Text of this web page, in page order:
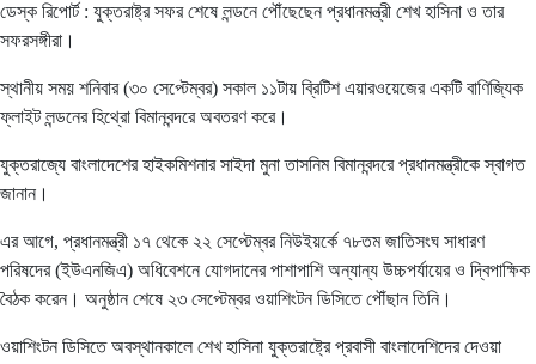
ডেস্ক রিপোর্ট : যুক্তরাষ্ট্র সফর শেষে লন্ডনে পৌঁছেছেন প্রধানমন্ত্রী শেখ হাসিনা ও তার
সফরসঙ্গীরা।
স্থানীয় সময় শনিবার (৩০ সেপ্টেম্বর) সকাল ১১টায় ব্রিটিশ এয়ারওয়েজের একটি বাণিজ্যিক
ফ্লাইট লন্ডনের হিথ্রো বিমানবন্দরে অবতরণ করে।
যুক্তরাজ্যে বাংলাদেশের হাইকমিশনার সাইদা মুনা তাসনিম বিমানবন্দরে প্রধানমন্ত্রীকে স্বাগত
জানান।
এর আগে, প্রধানমন্ত্রী ১৭ থেকে ২২ সেপ্টেম্বর নিউইয়র্কে ৭৮তম জাতিসংঘ সাধারণ
পরিষদের (ইউএনজিএ) অধিবেশনে যোগদানের পাশাপাশি অন্যান্য উচ্চপর্যায়ের ও দ্বিপাক্ষিক
বৈঠক করেন। অনুষ্ঠান শেষে ২৩ সেপ্টেম্বর ওয়াশিংটন ডিসিতে পৌঁছান তিনি।
ওয়াশিংটন ডিসিতে অবস্থানকালে শেখ হাসিনা যুক্তরাষ্ট্রে প্রবাসী বাংলাদেশিদের দেওয়া